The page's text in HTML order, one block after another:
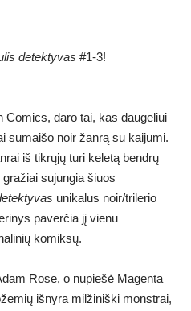
detektyvas #1-3!
Comics, daro tai, kas daugeliui
sumaišo noir žanrą su kaijumi.
iš tikrųjų turi keletą bendrų
gražiai sujungia šiuos
unikalus noir/trilerio
paverčia jį vienu
komiksų.
Rose, o nupiešė Magenta
išnyra milžiniški monstrai,